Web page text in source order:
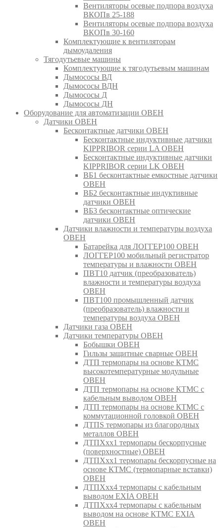
Вентиляторы осевые подпора воздуха
ВКОПв 25-188
Вентиляторы осевые подпора воздуха
ВКОПв 30-160
Комплектующие к вентиляторам
дымоудаления
Тягодутьевые машины
Комплектующие к тягодутьевым машинам
Дымососы ВД
Дымососы ВДН
Дымососы Д
Дымососы ДН
Оборудование для автоматизации ОВЕН
Датчики ОВЕН
Бесконтактные датчики ОВЕН
Бесконтактные индуктивные датчики
KIPPRIBOR серии LA ОВЕН
Бесконтактные индуктивные датчики
KIPPRIBOR серии LK ОВЕН
ВБ1 бесконтактные емкостные датчики
ОВЕН
ВБ2 бесконтактные индуктивные
датчики ОВЕН
ВБ3 бесконтактные оптические
датчики ОВЕН
Датчики влажности и температуры воздуха
ОВЕН
Батарейка для ЛОГГЕР100 ОВЕН
ЛОГГЕР100 мобильный регистратор
температуры и влажности ОВЕН
ПВТ10 датчик (преобразователь)
влажности и температуры воздуха
ОВЕН
ПВТ100 промышленный датчик
(преобразователь) влажности и
температуры воздуха ОВЕН
Датчики газа ОВЕН
Датчики температуры ОВЕН
Бобышки ОВЕН
Гильзы защитные сварные ОВЕН
ДТП термопары на основе КТМС
высокотемпературные модульные
ОВЕН
ДТП термопары на основе КТМС с
кабельным выводом ОВЕН
ДТП термопары на основе КТМС с
коммутационной головкой ОВЕН
ДТПS термопары из благородных
металлов ОВЕН
ДТПХхх1 термопары бескорпусные
(поверхностные) ОВЕН
ДТПХхх1 термопары бескорпусные на
основе КТМС (термопарные вставки)
ОВЕН
ДТПХхх4 термопары с кабельным
выводом EXIA ОВЕН
ДТПХхх4 термопары с кабельным
выводом на основе КТМС EXIA
ОВЕН